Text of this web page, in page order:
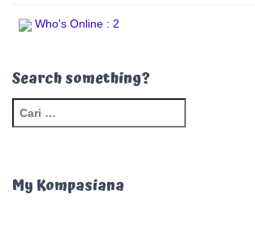
Who's Online : 2
Search something?
a
u
My Kompasiana